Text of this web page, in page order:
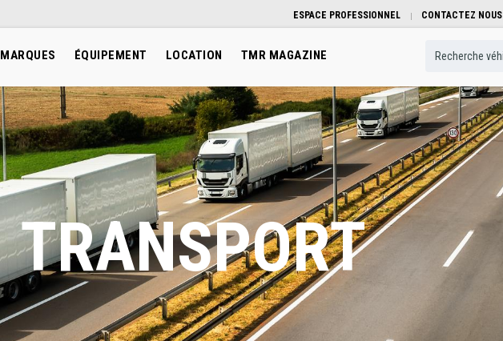
ESPACE PROFESSIONNEL CONTACTEZ NOUS
MARQUES ÉQUIPEMENT LOCATION TMR MAGAZINE
TRANSPORT